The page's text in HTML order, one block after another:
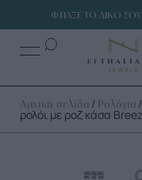
ΦΤΙΑΞΕ ΤΟ ΔΙΚΟ
Αρχική σελίδα / Ρολόγια /
ρολόι με ροζ κάσα